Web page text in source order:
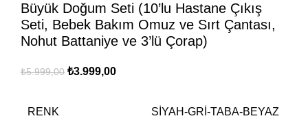
Büyük Doğum Seti (10’lu Hastane Çıkış
Seti, Bebek Bakım Omuz ve Sırt Çantası,
Nohut Battaniye ve 3’lü Çorap)
₺5.999,00 ₺3.999,00
RENK SİYAH-GRİ-TABA-BEYAZ